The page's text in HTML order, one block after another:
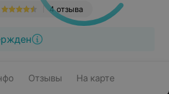
4 отзыва
Отзывы На карте